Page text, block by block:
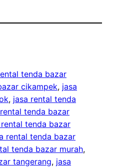
tenda bazar
cikampek, jasa
, jasa rental tenda
tenda bazar
rental tenda bazar
rental tenda bazar
tenda bazar murah
tangerang, jasa